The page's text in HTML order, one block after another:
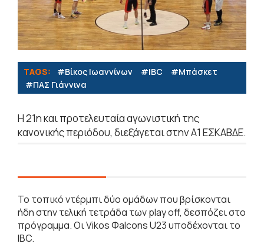
TAGS: #Βίκος Ιωαννίνων #IBC
#Μπάσκετ
#ΠΑΣ Γιάννινα
Η 21η και προτελευταία αγωνιστική της
κανονικής περιόδου, διεξάγεται στην Α1 ΕΣΚΑΒΔΕ.
Το τοπικό ντέρμπι δύο ομάδων που βρίσκονται
ήδη στην τελική τετράδα των play off, δεσπόζει στο
πρόγραμμα. Οι Vikos Φalcons U23 υποδέχονται το
IBC.